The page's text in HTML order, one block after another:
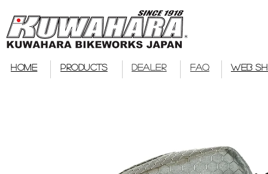
HOME PRODUCTS DEALER FAQ WEB